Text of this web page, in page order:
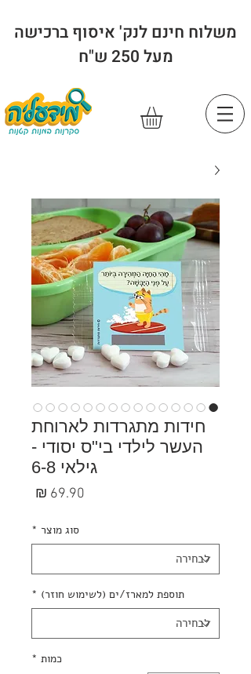
משלוח חינם לנק' איסוף ברכישה
מעל 250 ש"ח
חידות מתגרדות לארוחת
העשר לילדי בי"ס יסודי -
גילאי 6-8
סוג מוצר *
תוספת למארז/ים (לשימוש חוזר) *
כמות *